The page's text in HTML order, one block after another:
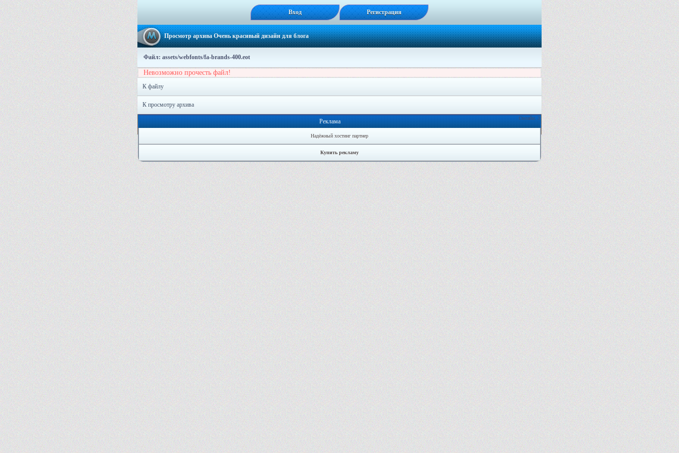
Вход Регистрация
Просмотр архива Очень красивый дизайн для блога
Файл: assets/webfonts/fa-brands-400.eot
Невозможно прочесть файл!
К файлу
К просмотру архива
Онлайн: 3
Реклама
Надёжный хостинг партнер
Купить рекламу